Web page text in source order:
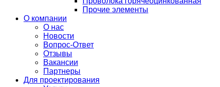
Прочие элементы
О компании
О нас
Новости
Вопрос-Ответ
Отзывы
Вакансии
Партнеры
Для проектирования